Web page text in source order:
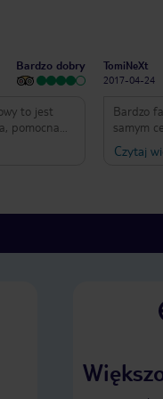
Bardzo dobry
to jest
pomocna
dobrymi
🤭
przy
zdawałam z
TomiNeXt
2017-04-24
Bardzo
samym
całkiem
którymi
na
Czytaj